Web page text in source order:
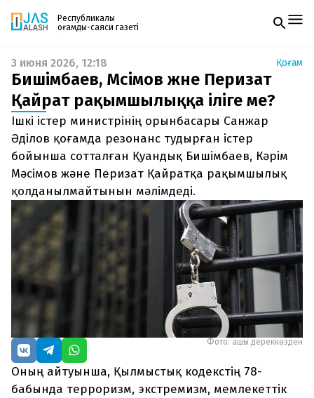
Республикалық
қоғамдық-саяси газеті
Жаңалықтар
Спорт
Live
Руханият
Аймақ
Архив
Заң және тәртіп
Редакциямен байланыс
+7 708 604 51 06
Жарнама бөлімі
+7 701 220 64 52
Пошта
zhasalash100@gmail.com
Газетке жазылу
PDF форматтағы газетті ай сайын электронды
поштаңызға алып отырыңыз. Жаңа нөмір
шыққан сәтте сізге бірден жіберіледі. Тек email
енгізіңіз, біз қалғанын өзіміз жібереміз.
3 июня 2026, 12:18 Қоғам
Бишімбаев, Мәсімов және Перизат
Қайрат рақымшылыққа іліге ме?
Ішкі істер министрінің орынбасары Санжар
Әділов қоғамда резонанс тудырған істер
бойынша сотталған Қуандық Бишімбаев, Кәрім
Мәсімов және Перизат Қайратқа рақымшылық
қолданылмайтынын мәлімдеді.
Фото: ашық дереккөзден
Оның айтуынша, Қылмыстық кодекстің 78-
бабында терроризм, экстремизм, мемлекеттік